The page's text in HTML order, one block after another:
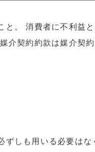
。 消費者に不利益と
介契約約款は媒介契
ずしも用いる必要はな